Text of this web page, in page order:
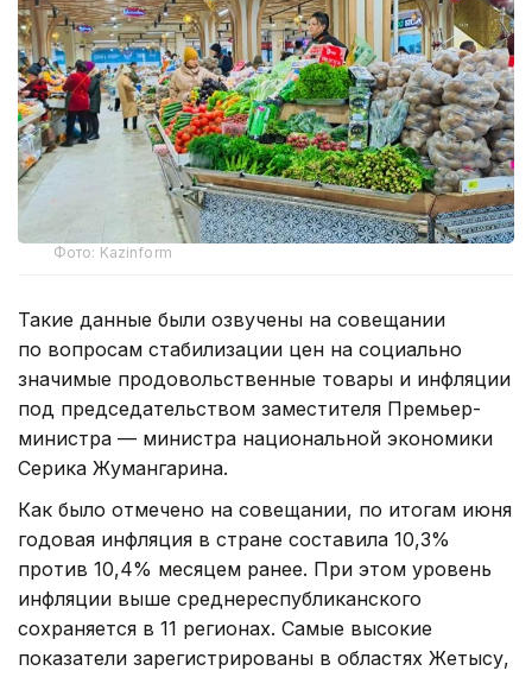
Фото: Kazinform
Такие данные были озвучены на совещании
по вопросам стабилизации цен на социально
значимые продовольственные товары и инфляции
под председательством заместителя Премьер-
министра — министра национальной экономики
Серика Жумангарина.
Как было отмечено на совещании, по итогам июня
годовая инфляция в стране составила 10,3%
против 10,4% месяцем ранее. При этом уровень
инфляции выше среднереспубликанского
сохраняется в 11 регионах. Самые высокие
показатели зарегистрированы в областях Жетысу,